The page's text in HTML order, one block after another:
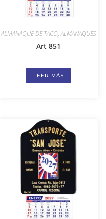
ALMANAQUE DE TACO,ALMANAQUES
Art 851
LEER MÁS